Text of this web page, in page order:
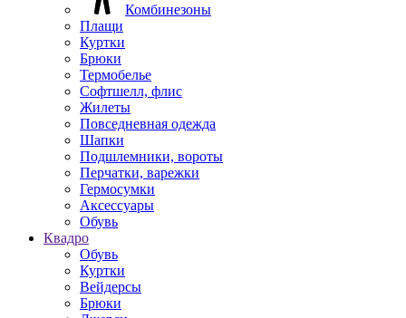
Комбинезоны
Плащи
Куртки
Брюки
Термобелье
Софтшелл, флис
Жилеты
Повседневная одежда
Шапки
Подшлемники, вороты
Перчатки, варежки
Гермосумки
Аксессуары
Обувь
Квадро
Обувь
Куртки
Вейдерсы
Брюки